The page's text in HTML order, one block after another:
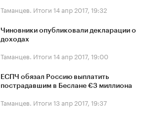
Таманцев. Итоги 14 апр 2017, 19:32
Чиновники опубликовали декларации о
доходах
Таманцев. Итоги 14 апр 2017, 19:00
ЕСПЧ обязал Россию выплатить
пострадавшим в Беслане €3 миллиона
Таманцев. Итоги 13 апр 2017, 19:37